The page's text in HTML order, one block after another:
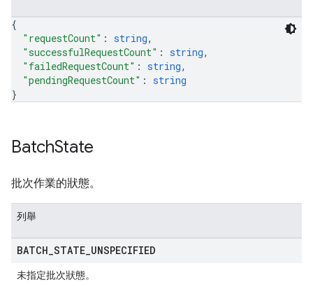
{
"requestCount" : string,
"successfulRequestCount" : string,
"failedRequestCount" : string,
"pendingRequestCount" : string
}
BatchState
批次作業的狀態。
列舉
BATCH STATE UNSPECIFIED
未指定批次狀態。